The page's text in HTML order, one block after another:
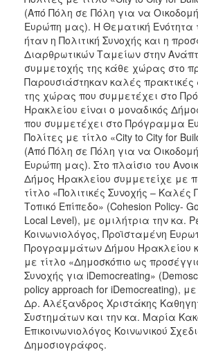
(Από Πόλη σε Πόλη για να
Ευρώπη μας). Η Θεματική Ενότητα
ήταν η Πολιτική Συνοχής και η
Διαρθρωτικών Ταμείων στην
συμμετοχής της κάθε χώρας στο
Παρουσιάστηκαν καλές
της χώρας που συμμετέχει στο
Ηρακλείου είναι ο μοναδικός
που συμμετέχει στο Πρόγραμμα
Πολίτες με τίτλο «City to City for
(Από Πόλη σε Πόλη για να
Ευρώπη μας). Στο πλαίσιο του
Δήμος Ηρακλείου συμμετείχε με
τίτλο «Πολιτικές Συνοχής – Καλές
Τοπικό Επίπεδο» (Cohesion Policy-
Local Level), με ομιλήτρια την κα.
Κοινωνιολόγος, Προϊσταμένη
Προγραμμάτων Δήμου Ηρακλείου
με τίτλο «Δημοσκόπιο ως
Συνοχής για iDemocreating»
policy approach for iDemocreating), με
Δρ. Αλέξανδρος Χριστάκης
Συστημάτων και την κα. Μαρία
Επικοινωνιολόγος Κοινωνικού
Δημοσιογράφος.